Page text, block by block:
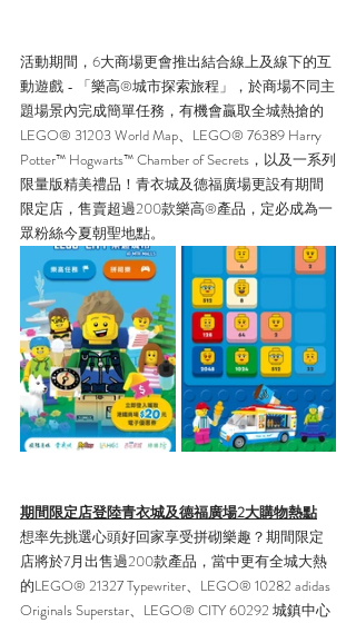
活動期間，6大商場更會推出結合線上及線下的互
動遊戲 - 「樂高®城市探索旅程」，於商場不同主
題場景內完成簡單任務，有機會贏取全城熱搶的
LEGO® 31203 World Map、LEGO® 76389 Harry
Potter™ Hogwarts™️ Chamber of Secrets，以及一系列
限量版精美禮品！青衣城及德福廣場更設有期間
限定店，售賣超過200款樂高®產品，定必成為一
眾粉絲今夏朝聖地點。
期間限定店登陸青衣城及德福廣場2大購物熱點
想率先挑選心頭好回家享受拼砌樂趣？期間限定
店將於7月出售過200款產品，當中更有全城大熱
的LEGO® 21327 Typewriter、LEGO® 10282 adidas
Originals Superstar、LEGO® CITY 60292 城鎮中心